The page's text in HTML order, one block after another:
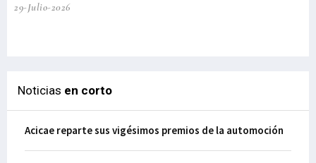
29-Julio-2026
Noticias en corto
Acicae reparte sus vigésimos premios de la automoción